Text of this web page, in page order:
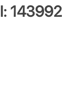
143992